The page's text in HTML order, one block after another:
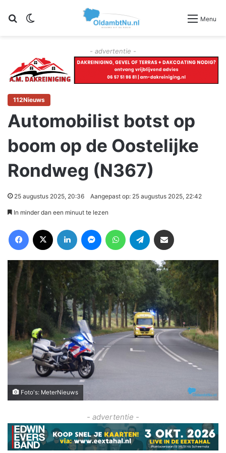
Zoeken Menu
- advertentie -
112Nieuws
Automobilist botst op
boom op de Oostelijke
Rondweg (N367)
25 augustus 2025, 20:36 Aangepast op: 25 augustus 2025, 22:42
In minder dan een minuut te lezen
Foto's: MeterNieuws
- advertentie -